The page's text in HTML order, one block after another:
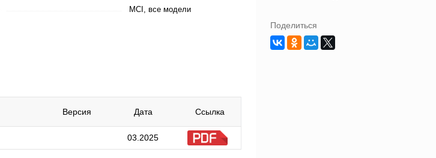
MCI, все модели
Версия Дата Ссылка
03.2025
Поделиться